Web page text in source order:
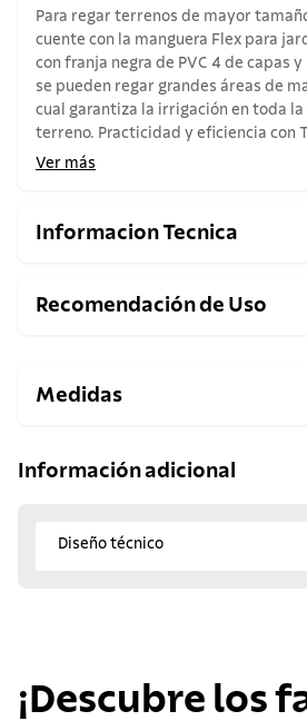
Para regar terrenos de mayor
cuente con la manguera Flex para
con franja negra de PVC 4 de capas
se pueden regar grandes áreas de
cual garantiza la irrigación en toda la
terreno. Practicidad y eficiencia con
Ver más
Informacion Tecnica
Recomendación de Uso
Medidas
Información adicional
Diseño técnico
¡Descubre los